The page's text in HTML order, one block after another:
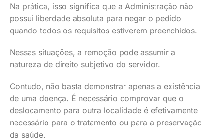
Na prática, isso significa que a Administração não
possui liberdade absoluta para negar o pedido
quando todos os requisitos estiverem preenchidos.
Nessas situações, a remoção pode assumir a
natureza de direito subjetivo do servidor.
Contudo, não basta demonstrar apenas a existência
de uma doença. É necessário comprovar que o
deslocamento para outra localidade é efetivamente
necessário para o tratamento ou para a preservação
da saúde.